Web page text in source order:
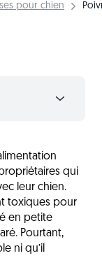
pour chien
poivron
de
qui
leur chien.
toxiques pour
en petite
Pourtant,
ni qu’il